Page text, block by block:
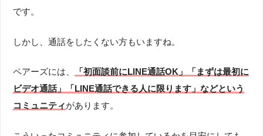
です。
しかし、通話をしたくない方もいますね。
ペアーズには、
「初面談前にLINE通話OK」「まずは最初に
ビデオ通話」「LINE通話できる人に限ります」などという
コミュニティがあります。